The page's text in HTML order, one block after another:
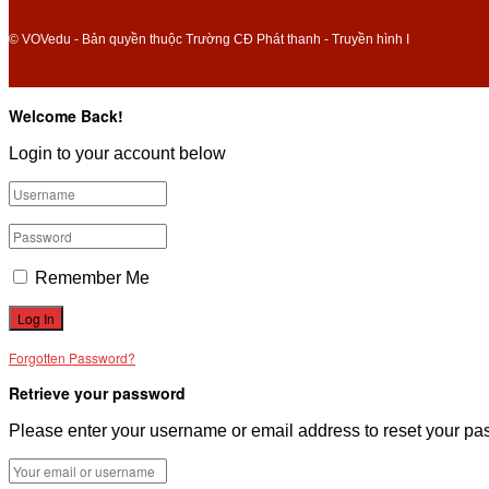
© VOVedu - Bản quyền thuộc Trường CĐ Phát thanh - Truyền hình I
Welcome Back!
Login to your account below
Remember Me
Forgotten Password?
Retrieve your password
Please enter your username or email address to reset your